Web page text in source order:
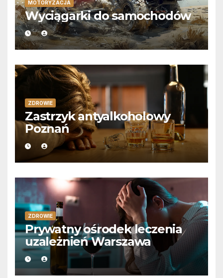
MOTORYZACJA
Wyciągarki do samochodów
ZDROWIE
Zastrzyk antyalkoholowy
Poznań
ZDROWIE
Prywatny ośrodek leczenia
uzależnień Warszawa